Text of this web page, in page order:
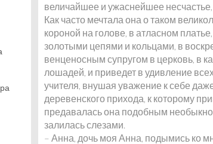
величайшее и ужаснейшее
Как часто мечтала она о таком
короной на голове, в атласном
золотыми цепями и кольцами, в
венценосным супругом в церковь, в
лошадей, и приведет в удивление
учителя, внушая уважение к себе
деревенского прихода, к которому
предавалась она подобным
залилась слезами.
– Анна, дочь моя Анна, подымись ко